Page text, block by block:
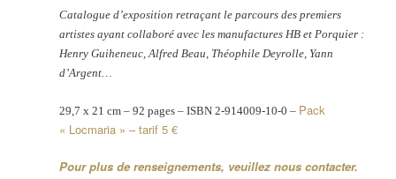
Catalogue d’exposition retraçant le parcours des premiers
artistes ayant collaboré avec les manufactures HB et Porquier :
Henry Guiheneuc, Alfred Beau, Théophile Deyrolle, Yann
d’Argent…
29,7 x 21 cm – 92 pages – ISBN 2-914009-10-0 – Pack
« Locmaria » – tarif 5 €
Pour plus de renseignements, veuillez nous contacter.